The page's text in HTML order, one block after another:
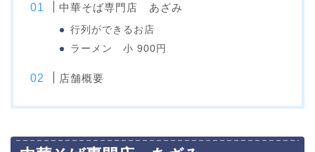
中華そば専門店 あざみ
行列ができるお店
ラーメン 小 900円
店舗概要